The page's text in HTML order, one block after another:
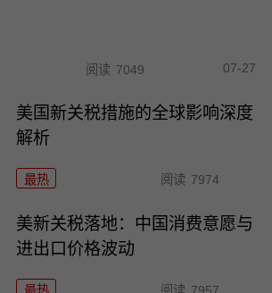
阅读 7049 07-27
美国新关税措施的全球影响深度
解析
最热 阅读 7974
美新关税落地：中国消费意愿与
进出口价格波动